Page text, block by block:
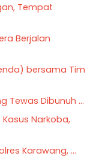
Tempat
Berjalan
bersama Tim
Tewas Dibunuh ...
Narkoba,
Karawang, ...